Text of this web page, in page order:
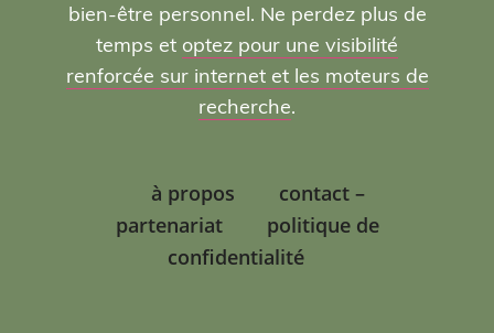
bien-être personnel. Ne perdez plus de
temps et optez pour une visibilité
renforcée sur internet et les moteurs de
recherche.
à propos
contact –
partenariat
politique de
confidentialité